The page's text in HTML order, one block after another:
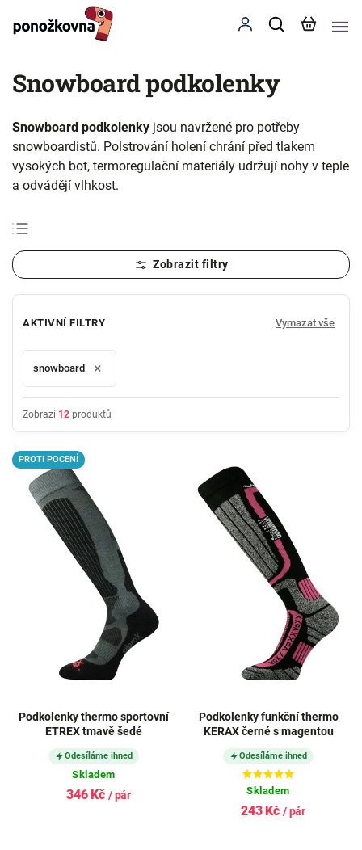
Snowboard podkolenky
Snowboard podkolenky jsou navržené pro potřeby
snowboardistů. Polstrování holení chrání před tlakem
vysokých bot, termoregulační materiály udržují nohy v teple
a odvádějí vlhkost.
Nejprodávanější
Nejlevnější
AKTIVNÍ FILTRY Vymazat vše
snowboard ×
Zobrazí 12 produktů
PROTI POCENÍ
Podkolenky thermo sportovní
ETREX tmavě šedé
Odesíláme ihned
Skladem
346 Kč / pár
Podkolenky funkční thermo
KERAX černé s magentou
Odesíláme ihned
Skladem
243 Kč / pár